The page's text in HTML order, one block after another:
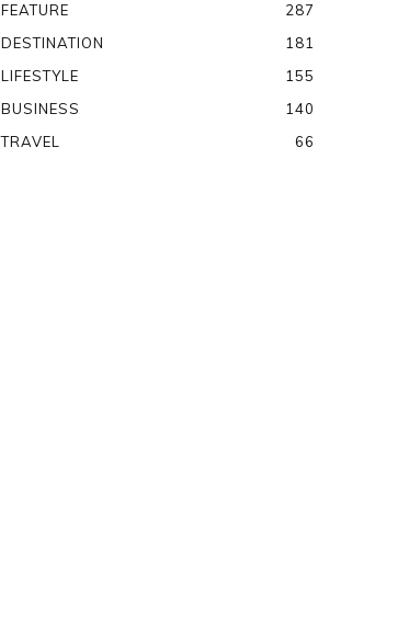
FEATURE
287
DESTINATION
181
LIFESTYLE
155
BUSINESS
140
TRAVEL
66